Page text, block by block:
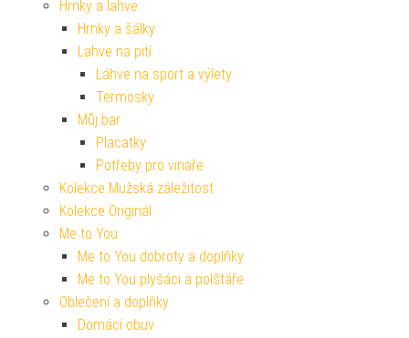
Hrnky a lahve
Hrnky a šálky
Lahve na pití
Láhve na sport a výlety
Termosky
Můj bar
Placatky
Potřeby pro vinaře
Kolekce Mužská záležitost
Kolekce Originál
Me to You
Me to You dobroty a doplňky
Me to You plyšáci a polštáře
Oblečení a doplňky
Domácí obuv